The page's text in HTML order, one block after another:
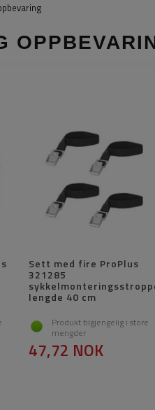
Sett med fire ProPlus
321285
lengde 40 cm
Produkt tilgjengelig i store
mengder
47,72 NOK